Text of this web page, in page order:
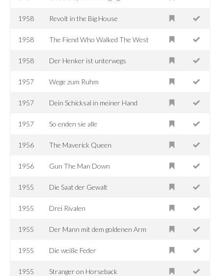
1958 Revolt in the Big House
1958 The Fiend Who Walked The West
1958 Der Henker ist unterwegs
1957 Wege zum Ruhm
1957 Dein Schicksal in meiner Hand
1957 So enden sie alle
1956 The Maverick Queen
1956 Gun The Man Down
1955 Die Saat der Gewalt
1955 Drei Rivalen
1955 Der Mann mit dem goldenen Arm
1955 Die weiße Feder
1955 Stranger on Horseback